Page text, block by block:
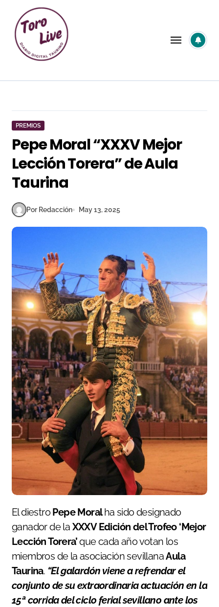
contenido
PREMIOS
Pepe Moral “XXXV Mejor
Lección Torera” de Aula
Taurina
Por Redacción May 13, 2025
El diestroPepe Moralha sido designado
ganador de la XXXV Edición del Trofeo ‘Mejor
Lección Torera’que cada año votan los
miembros de la asociación sevillanaAula
Taurina. “El galardón viene a refrendar el
conjunto de su extraordinaria actuación en la
15ª corrida del ciclo ferial sevillano ante los